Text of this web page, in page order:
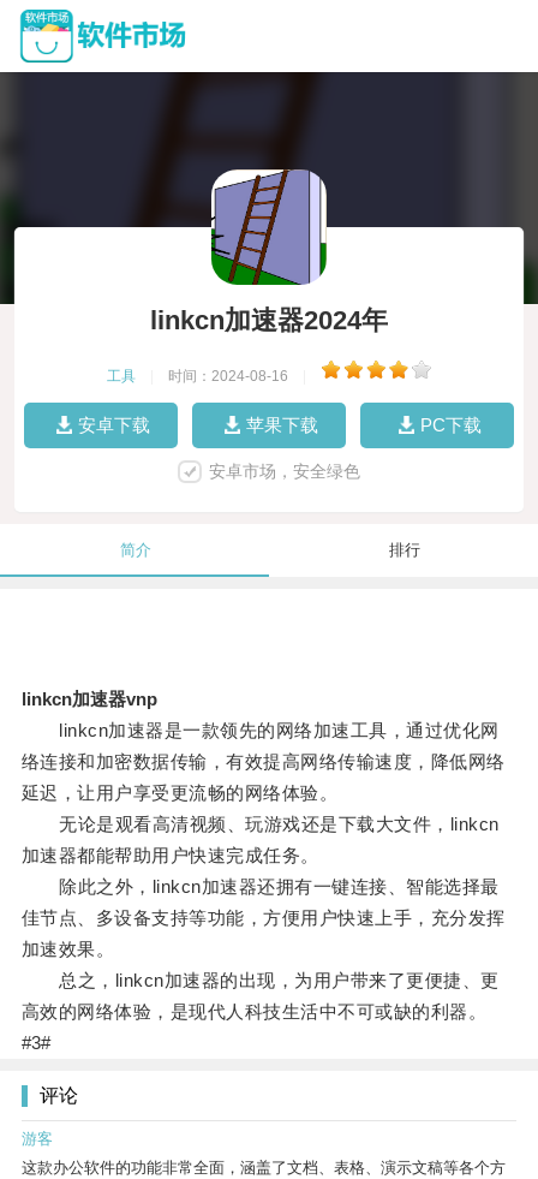
linkcn加速器2024年
工具 时间：2024-08-16
安卓下载 苹果下载 PC下载
安卓市场，安全绿色
简介 排行
linkcn加速器vnp
linkcn加速器是一款领先的网络加速工具，通过优化网
络连接和加密数据传输，有效提高网络传输速度，降低网络
延迟，让用户享受更流畅的网络体验。
无论是观看高清视频、玩游戏还是下载大文件，linkcn
加速器都能帮助用户快速完成任务。
除此之外，linkcn加速器还拥有一键连接、智能选择最
佳节点、多设备支持等功能，方便用户快速上手，充分发挥
加速效果。
总之，linkcn加速器的出现，为用户带来了更便捷、更
高效的网络体验，是现代人科技生活中不可或缺的利器。
#3#
评论
游客
这款办公软件的功能非常全面，涵盖了文档、表格、演示文稿等各个方